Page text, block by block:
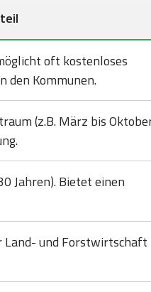
oft kostenloses
den Kommunen.
(z.B. März bis
Jahren). Bietet einen
Land- und Forstwirtschaft